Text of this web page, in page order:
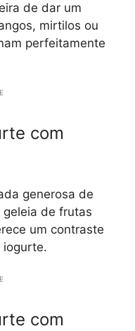
de dar um
mirtilos ou
perfeitamente
com
generosa de
de frutas
um contraste
iogurte.
com